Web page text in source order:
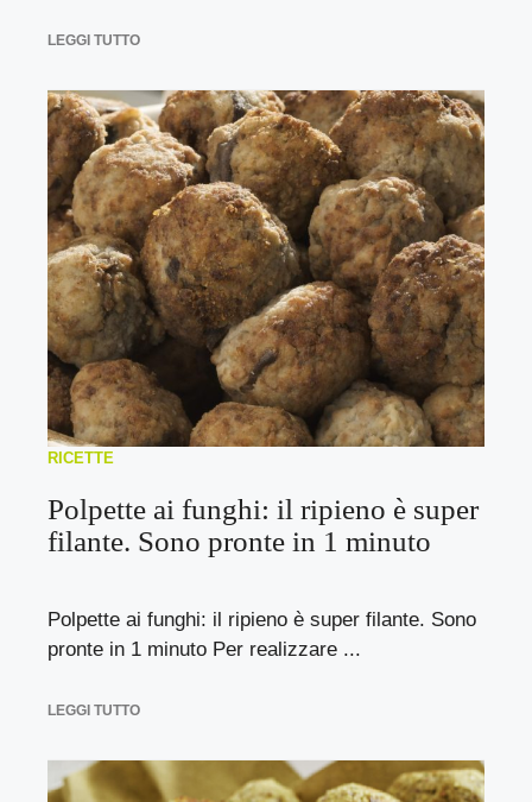
LEGGI TUTTO
RICETTE
Polpette ai funghi: il ripieno è super
filante. Sono pronte in 1 minuto
Polpette ai funghi: il ripieno è super filante. Sono
pronte in 1 minuto Per realizzare ...
LEGGI TUTTO